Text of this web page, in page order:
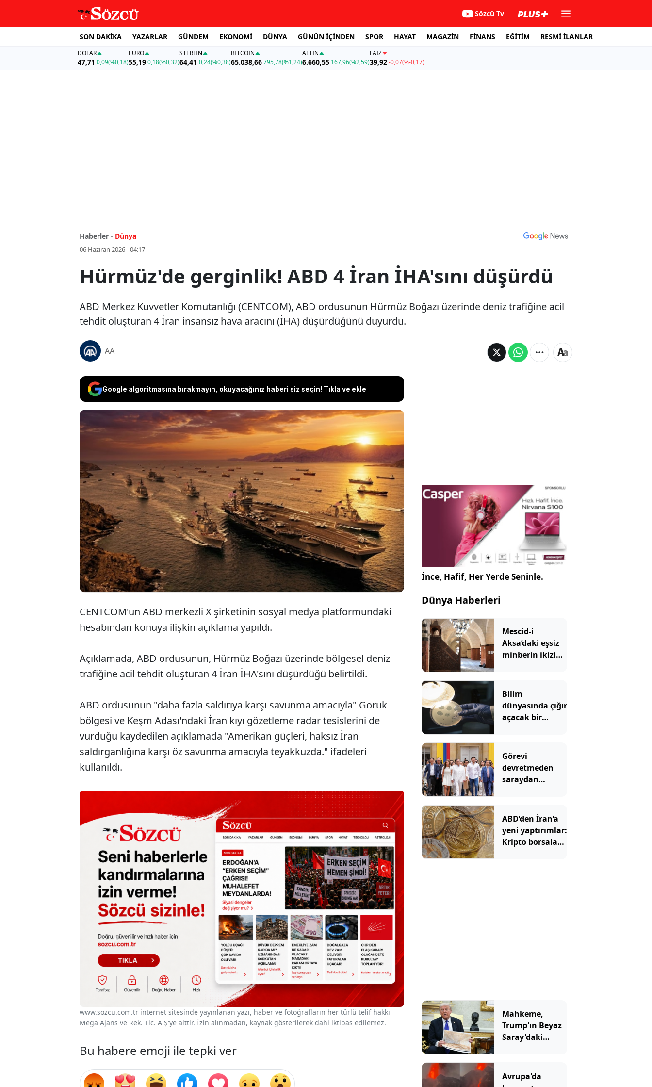
Sözcü Tv
SON DAKİKA YAZARLAR GÜNDEM EKONOMİ DÜNYA GÜNÜN İÇİNDEN SPOR HAYAT MAGAZİN FİNANS EĞİTİM RESMİ İLANLAR
DOLAR
47,71 0,09(%0,18)
EURO
55,19 0,18(%0,32)
STERLIN
64,41 0,24(%0,38)
BITCOIN
65.038,66795,78(%1,24)
ALTIN
6.660,55 167,96(%2,59)
FAİZ
39,92-0,07(%-0,17)
Haberler - Dünya
06 Haziran 2026 - 04:17
Hürmüz'de gerginlik! ABD 4 İran İHA'sını düşürdü
ABD Merkez Kuvvetler Komutanlığı (CENTCOM), ABD ordusunun Hürmüz Boğazı üzerinde deniz trafiğine acil
tehdit oluşturan 4 İran insansız hava aracını (İHA) düşürdüğünü duyurdu.
AA
Google algoritmasına bırakmayın, okuyacağınız haberi siz seçin! Tıkla ve ekle
ABD Merkez Kuvvetler Komutanlığı (CENTCOM), ABD
ordusunun Hürmüz Boğazı üzerinde deniz trafiğine acil
tehdit oluşturan 4 İran insansız hava aracını (İHA)
düşürdüğünü duyurdu.
CENTCOM'un ABD merkezli X şirketinin sosyal medya platformundaki
hesabından konuya ilişkin açıklama yapıldı.
Açıklamada, ABD ordusunun, Hürmüz Boğazı üzerinde bölgesel deniz
trafiğine acil tehdit oluşturan 4 İran İHA'sını düşürdüğü belirtildi.
ABD ordusunun "daha fazla saldırıya karşı savunma amacıyla" Goruk
bölgesi ve Keşm Adası'ndaki İran kıyı gözetleme radar tesislerini de
vurduğu kaydedilen açıklamada "Amerikan güçleri, haksız İran
saldırganlığına karşı öz savunma amacıyla teyakkuzda." ifadeleri
kullanıldı.
www.sozcu.com.tr internet sitesinde yayınlanan yazı, haber ve fotoğrafların her türlü telif hakkı
Mega Ajans ve Rek. Tic. A.Ş'ye aittir. İzin alınmadan, kaynak gösterilerek dahi iktibas edilemez.
Bu habere emoji ile tepki ver
İnce, Hafif, Her Yerde Seninle.
Dünya Haberleri
Mescid-i
Aksa’daki eşsiz
minberin ikizi
Bilim
dünyasında çığır
açacak bir
Görevi
devretmeden
saraydan
müzeye
çevireceğim’
demişti
ABD’den İran’a
yeni yaptırımlar:
Kripto borsaları
Mahkeme,
Trump'ın Beyaz
Saray'daki
Avrupa'da